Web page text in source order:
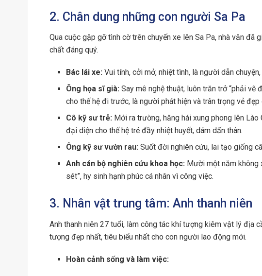
2. Chân dung những con người Sa Pa
Qua cuộc gặp gỡ tình cờ trên chuyến xe lên Sa Pa, nhà văn đã
chất đáng quý.
Bác lái xe: Vui tính, cởi mở, nhiệt tình, là người dẫn
Ông họa sĩ già: Say mê nghệ thuật, luôn trăn trở “phải
cho thế hệ đi trước, là người phát hiện và trân trọng vẻ
Cô kỹ sư trẻ: Mới ra trường, hăng hái xung phong lên Lào
đại diện cho thế hệ trẻ đầy nhiệt huyết, dám dấn thân.
Ông kỹ sư vườn rau: Suốt đời nghiên cứu, lai tạo giống
Anh cán bộ nghiên cứu khoa học: Mười một năm không
sét”, hy sinh hạnh phúc cá nhân vì công việc.
3. Nhân vật trung tâm: Anh thanh niên
Anh thanh niên 27 tuổi, làm công tác khí tượng kiêm vật lý địa
tượng đẹp nhất, tiêu biểu nhất cho con người lao động mới.
Hoàn cảnh sống và làm việc: